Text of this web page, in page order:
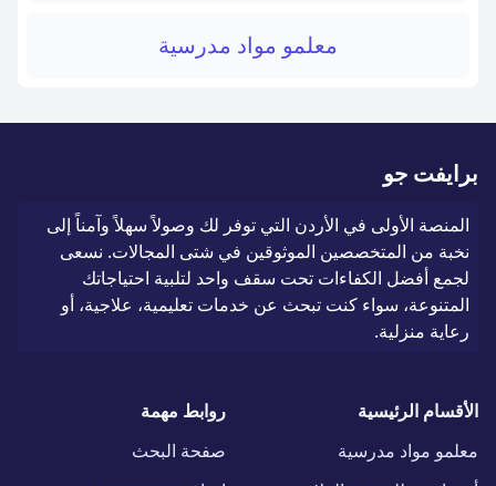
معلمو مواد مدرسية
برايفت جو
المنصة الأولى في الأردن التي توفر لك وصولاً سهلاً وآمناً إلى
نخبة من المتخصصين الموثوقين في شتى المجالات. نسعى
لجمع أفضل الكفاءات تحت سقف واحد لتلبية احتياجاتك
المتنوعة، سواء كنت تبحث عن خدمات تعليمية، علاجية، أو
رعاية منزلية.
الأقسام الرئيسية
معلمو مواد مدرسية
روابط مهمة
صفحة البحث